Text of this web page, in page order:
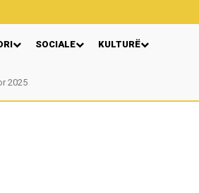
SOCIALE KULTURË
2025